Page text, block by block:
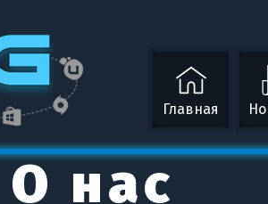
Главная
О нас